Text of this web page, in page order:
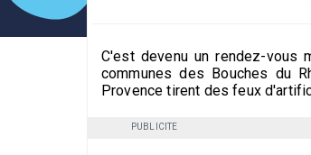
C'est devenu un rendez-vous
communes des Bouches du
Provence tirent des feux
PUBLICITE